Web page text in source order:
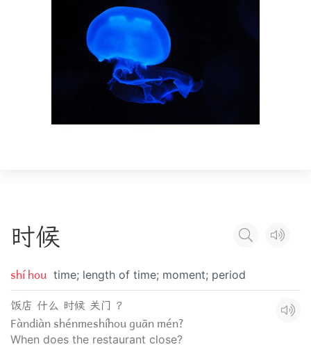
时候
shí hou time; length of time; moment; period
饭店 什么 时候 关门 ？
Fàndiàn shénmeshíhou guān mén?
When does the restaurant close?